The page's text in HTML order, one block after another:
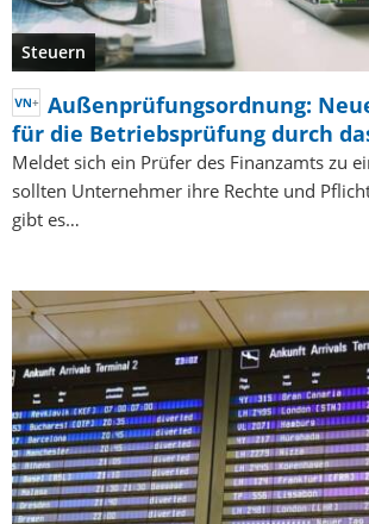
Steuern
Außenprüfungsordnung:
für die Betriebsprüfung durch
Meldet sich ein Prüfer des Finanzamts zu
sollten Unternehmer ihre Rechte und
gibt es…